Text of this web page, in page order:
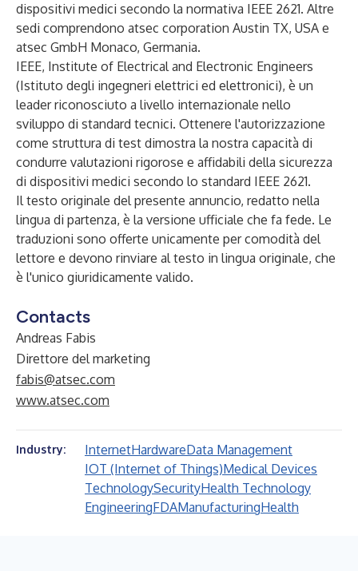
dispositivi medici secondo la normativa IEEE 2621. Altre
sedi comprendono atsec corporation Austin TX, USA e
atsec GmbH Monaco, Germania.
IEEE, Institute of Electrical and Electronic Engineers
(Istituto degli ingegneri elettrici ed elettronici), è un
leader riconosciuto a livello internazionale nello
sviluppo di standard tecnici. Ottenere l'autorizzazione
come struttura di test dimostra la nostra capacità di
condurre valutazioni rigorose e affidabili della sicurezza
di dispositivi medici secondo lo standard IEEE 2621.
Il testo originale del presente annuncio, redatto nella
lingua di partenza, è la versione ufficiale che fa fede. Le
traduzioni sono offerte unicamente per comodità del
lettore e devono rinviare al testo in lingua originale, che
è l'unico giuridicamente valido.
Contacts
Andreas Fabis
Direttore del marketing
fabis@atsec.com
www.atsec.com
Industry: InternetHardwareData Management
IOT (Internet of Things)Medical Devices
TechnologySecurityHealth Technology
EngineeringFDAManufacturingHealth